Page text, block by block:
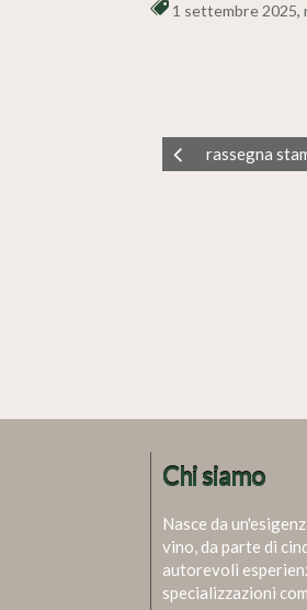
1 settembre 2025,
rassegna
Chi siamo
Nasce da
vino, da parte di
autorevoli
specializzazioni